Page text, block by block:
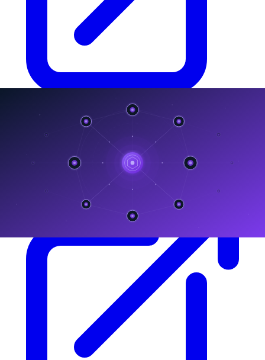
Genesis AI Platform
แพลตฟอร์ม Agentic AI สำหรับองค์กร